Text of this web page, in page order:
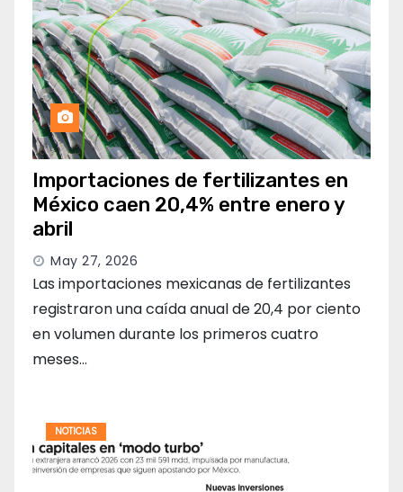
Importaciones de fertilizantes en
México caen 20,4% entre enero y
abril
May 27, 2026
Las importaciones mexicanas de fertilizantes
registraron una caída anual de 20,4 por ciento
en volumen durante los primeros cuatro
meses…
NOTICIAS